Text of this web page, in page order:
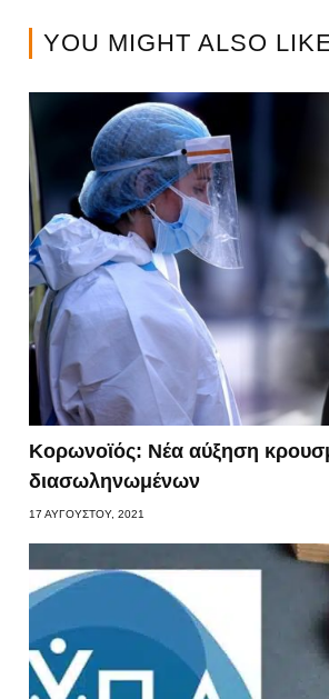
YOU MIGHT ALSO
Κορωνοϊός: Νέα αύξηση
διασωληνωμένων
17 ΑΥΓΟΎΣΤΟΥ, 2021